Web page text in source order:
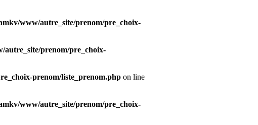
www/autre_site/prenom/pre_choix-
autre_site/prenom/pre_choix-
prenom/liste_prenom.php on line
www/autre_site/prenom/pre_choix-